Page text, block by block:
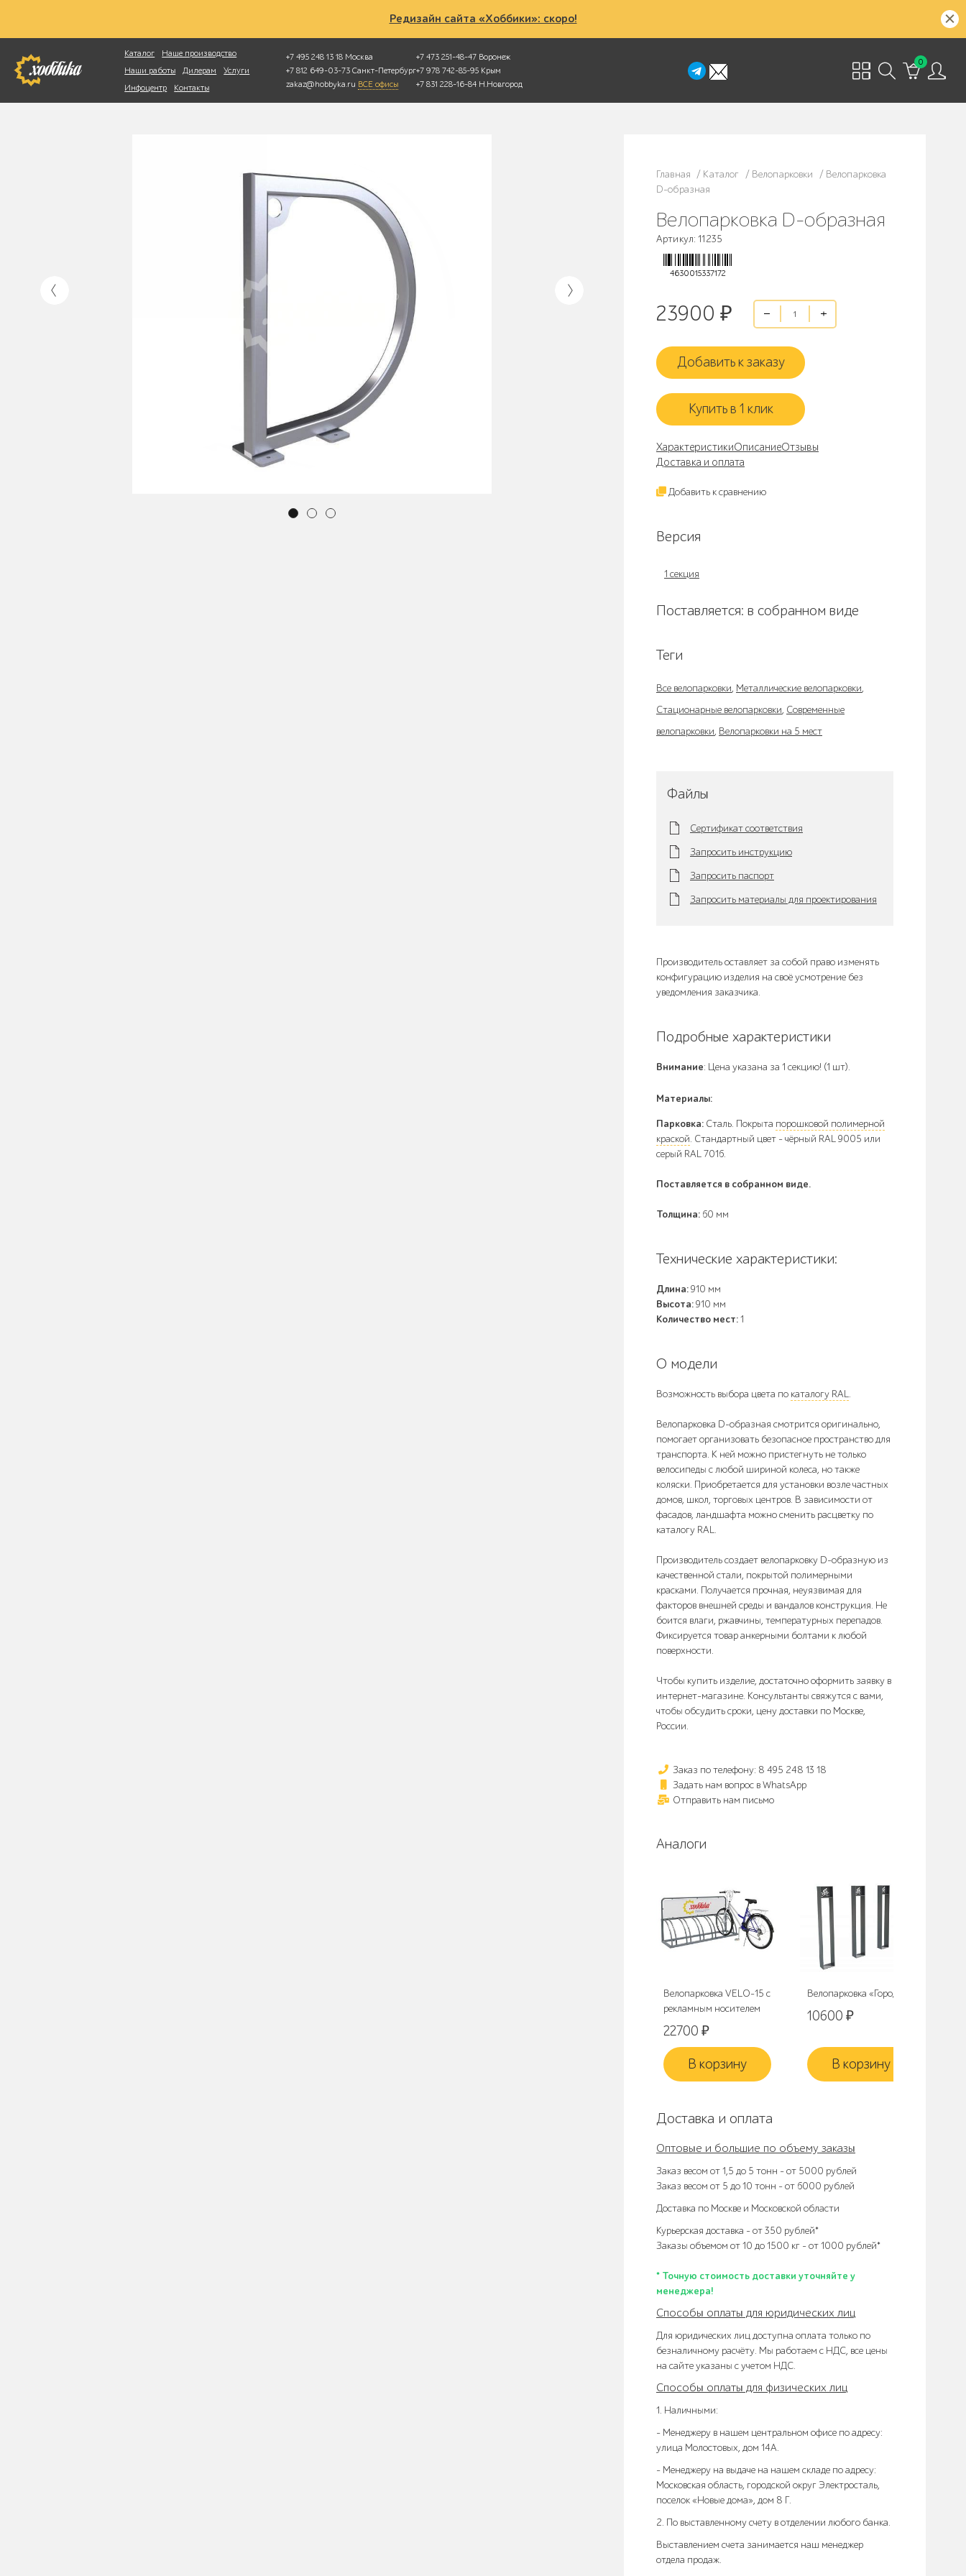
Редизайн сайта «Хоббики»: скоро!
Каталог
Наше производство
Наши работы
Дилерам
Услуги
Инфоцентр
Контакты
+7 495 248 13 18 Москва
+7 812 649-03-73 Санкт-Петербург
zakaz@hobbyka.ru ВСЕ офисы
+7 473 251-48-47 Воронеж
+7 978 742-85-95 Крым
+7 831 228-16-84 Н.Новгород
0
Фотопоиск
Главная / Каталог / Велопарковки / Велопарковка
D-образная
Велопарковка D-образная
Артикул: 11235
4630015337172
23900 ₽
Добавить к заказу
Купить в 1 клик
ХарактеристикиОписаниеОтзывы
Доставка и оплата
Добавить к сравнению
Версия
1 секция
Поставляется: в собранном виде
Теги
Все велопарковки, Металлические велопарковки,
Стационарные велопарковки, Современные
велопарковки, Велопарковки на 5 мест
Файлы
Сертификат соответствия
Запросить инструкцию
Запросить паспорт
Запросить материалы для проектирования
Производитель оставляет за собой право изменять
конфигурацию изделия на своё усмотрение без
уведомления заказчика.
Подробные характеристики
Внимание: Цена указана за 1 секцию! (1 шт).
Материалы:
Парковка: Сталь. Покрыта порошковой полимерной
краской. Стандартный цвет – чёрный RAL 9005 или
серый RAL 7016.
Поставляется в собранном виде.
Толщина: 60 мм
Технические характеристики:
Длина:910 мм
Высота:910 мм
Количество мест:1
О модели
Возможность выбора цвета по каталогу RAL.
Велопарковка D-образная смотрится оригинально,
помогает организовать безопасное пространство для
транспорта. К ней можно пристегнуть не только
велосипеды с любой шириной колеса, но также
коляски. Приобретается для установки возле частных
домов, школ, торговых центров. В зависимости от
фасадов, ландшафта можно сменить расцветку по
каталогу RAL.
Производитель создает велопарковку D-образную из
качественной стали, покрытой полимерными
красками. Получается прочная, неуязвимая для
факторов внешней среды и вандалов конструкция. Не
боится влаги, ржавчины, температурных перепадов.
Фиксируется товар анкерными болтами к любой
поверхности.
Чтобы купить изделие, достаточно оформить заявку в
интернет-магазине. Консультанты свяжутся с вами,
чтобы обсудить сроки, цену доставки по Москве,
России.
Заказ по телефону: 8 495 248 13 18
Задать нам вопрос в WhatsApp
Отправить нам письмо
Аналоги
Велопарковка VELO-15 с
рекламным носителем
22700 ₽
В корзину
Велопарковка «Город»
10600 ₽
В корзину
Доставка и оплата
Оптовые и большие по объему заказы
Заказ весом от 1,5 до 5 тонн – от 5000 рублей
Заказ весом от 5 до 10 тонн – от 6000 рублей
Доставка по Москве и Московской области
Курьерская доставка – от 350 рублей*
Заказы объемом от 10 до 1500 кг – от 1000 рублей*
* Точную стоимость доставки уточняйте у
менеджера!
Способы оплаты для юридических лиц
Для юридических лиц доступна оплата только по
безналичному расчёту. Мы работаем с НДС, все цены
на сайте указаны с учетом НДС.
Способы оплаты для физических лиц
1. Наличными:
- Менеджеру в нашем центральном офисе по адресу:
улица Молостовых, дом 14А.
- Менеджеру на выдаче на нашем складе по адресу:
Московская область, городской округ Электросталь,
поселок «Новые дома», дом 8 Г.
2. По выставленному счету в отделении любого банка.
Выставлением счета занимается наш менеджер
отдела продаж.